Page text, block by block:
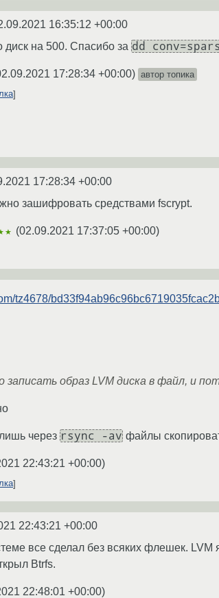
16:35:12 +00:00
диск на 500. Спасибо за dd
17:28:34 +00:00) автор топика
17:28:34 +00:00
зашифровать средствами fscrypt.
(02.09.2021 17:37:05 +00:00)
tz4678/
записать образ LVM диска в файл, и
через rsync -av файлы
22:43:21 +00:00)
22:43:21 +00:00
все сделал без всяких флешек.
Btrfs.
22:48:01 +00:00)